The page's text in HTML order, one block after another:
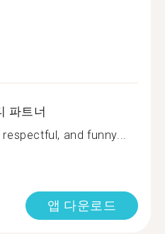
파트너
and funny...
앱 다운로드